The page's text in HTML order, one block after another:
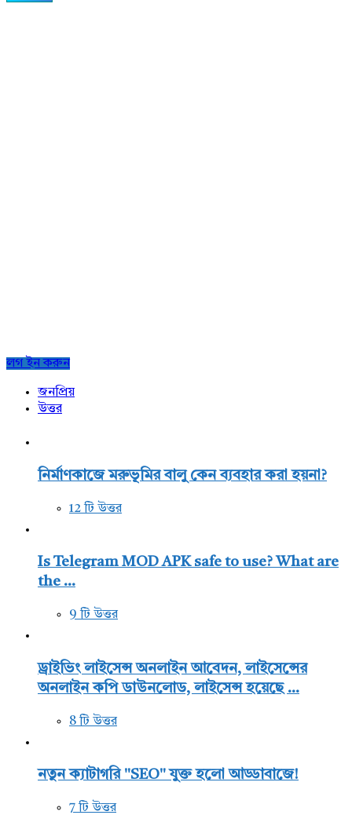
Sidebar
লগ ইন করুন
জনপ্রিয়
উত্তর
নির্মাণকাজে মরুভূমির বালু কেন ব্যবহার করা হয়না?
12 টি উত্তর
Is Telegram MOD APK safe to use? What are
the ...
9 টি উত্তর
ড্রাইভিং লাইসেন্স অনলাইন আবেদন, লাইসেন্সের
অনলাইন কপি ডাউনলোড, লাইসেন্স হয়েছে ...
8 টি উত্তর
নতুন ক্যাটাগরি "SEO" যুক্ত হলো আড্ডাবাজে!
7 টি উত্তর